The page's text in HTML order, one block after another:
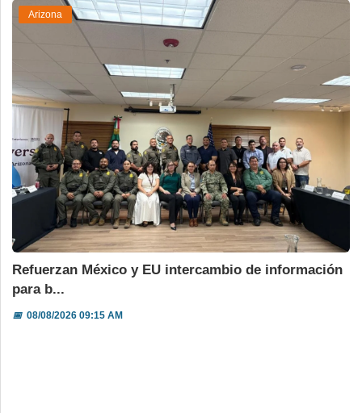
Arizona
Refuerzan México y EU intercambio de información
para b...
📅08/08/2026 09:15 AM